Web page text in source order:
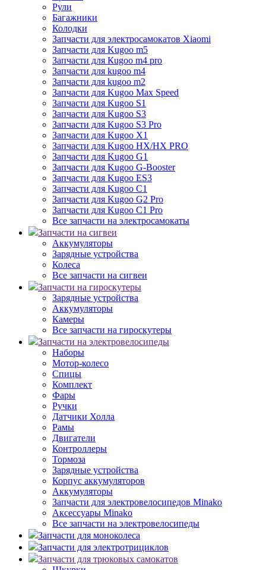
Рули
Багажники
Колодки
Запчасти для электросамокатов Xiaomi
Запчасти для Kugoo m5
Запчасти для Кugoo m4 pro
Запчасти для kugoo m4
Запчасти для kugoo m2
Запчасти для Kugoo Max Speed
Запчасти для Kugoo S1
Запчасти для Kugoo S3
Запчасти для Kugoo S3 Pro
Запчасти для Kugoo X1
Запчасти для Kugoo HX/HX PRO
Запчасти для Kugoo G1
Запчасти для Kugoo G-Booster
Запчасти для Kugoo ES3
Запчасти для Kugoo C1
Запчасти для Kugoo G2 Pro
Запчасти для Kugoo C1 Pro
Все запчасти на электросамокаты
Запчасти на сигвеи
Аккумуляторы
Зарядные устройства
Колеса
Все запчасти на сигвеи
Запчасти на гироскутеры
Зарядные устройства
Аккумуляторы
Камеры
Все запчасти на гироскутеры
Запчасти на электровелосипеды
Наборы
Мотор-колесо
Спицы
Комплект
Фары
Ручки
Датчики Холла
Рамы
Двигатели
Контроллеры
Тормоза
Зарядные устройства
Корпус аккумуляторов
Аккумуляторы
Запчасти для электровелосипедов Minako
Аксессуары Minako
Все запчасти на электровелосипеды
Запчасти для моноколеса
Запчасти для электротрициклов
Запчасти для трюковых самокатов